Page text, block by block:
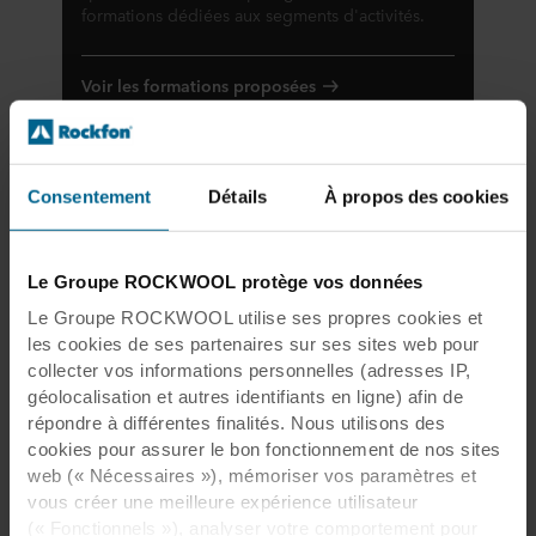
Consentement Détails À propos des cookies
Le Groupe ROCKWOOL protège vos données
Le Groupe ROCKWOOL utilise ses propres cookies et
les cookies de ses partenaires sur ses sites web pour
collecter vos informations personnelles (adresses IP,
géolocalisation et autres identifiants en ligne) afin de
répondre à différentes finalités. Nous utilisons des
cookies pour assurer le bon fonctionnement de nos sites
web (« Nécessaires »), mémoriser vos paramètres et
vous créer une meilleure expérience utilisateur
formations dédiées aux segments d'activités.
Voir les formations proposées
Formations en ligne
durable et le bien-être
Nous vous proposons une sélection de
formations en ligne pour vous permettre de
développer vos connaissances sur l'économie
circulaire, la façon dont les produits Rockfon
contribuent aux performances
environnementales des bâtiments, le label WELL
et sur bien d'autres sujets encore.